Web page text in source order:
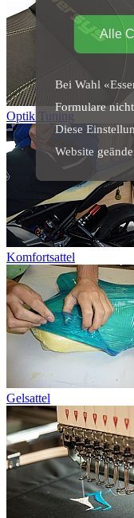
Optik Tuning
Komfortsattel
Gelsattel
Alle
Bei Wahl
Formulare
Diese
Website